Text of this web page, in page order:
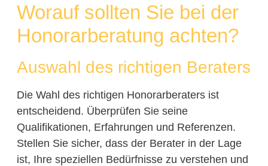
Worauf sollten Sie bei der
Honorarberatung achten?
Auswahl des richtigen Beraters
Die Wahl des richtigen Honorarberaters ist
entscheidend. Überprüfen Sie seine
Qualifikationen, Erfahrungen und Referenzen.
Stellen Sie sicher, dass der Berater in der Lage
ist, Ihre speziellen Bedürfnisse zu verstehen und